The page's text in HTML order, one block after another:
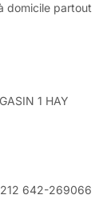
domicile partout
1 HAY
642-269066